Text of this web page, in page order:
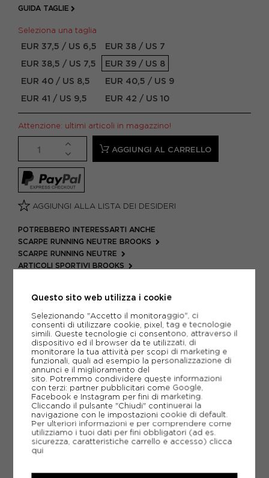
GUIDA TAGLIE
Seleziona una taglia
EUR 37,5 / US 6,5
EUR 38 / US 7
EUR 38,5 / US 7,5
EUR 39 / US 8
EUR 40 / US 8,5
EUR 40,5 / US 9
EUR 41 / US 9,5
EUR 42 / US 10
Attenzione: ultimi articoli in magazzino!
AGGIUNGI AL CARRELLO
AGGIUNGI ALLA LISTA DEI DESIDERI
POTREBBERO INTERESSARTI ANCHE
SCARPE RUNNING NEUTRE BROOKS
SCARPE RUNNING NEUTRE
ARTICOLI SPORTIVI BROOKS
PIÙ INFORMAZIONI
SCHEDA TECNICA
GUIDA ALLE TAGLIE
DOMANDE FREQUENTI
Come ordinare la taglia giusta?
Questo sito web utilizza i cookie
Selezionando "Accetto il monitoraggio", ci
consenti di utilizzare cookie, pixel, tag e tecnologie
simili. Queste tecnologie ci consentono, attraverso il
dispositivo ed il browser da te utilizzati, di
monitorare la tua attività per scopi di marketing e
funzionali, quali ad esempio la personalizzazione di
annunci e il miglioramento del
sito. Potremmo condividere queste informazioni
con terzi: partner pubblicitari come Google,
Facebook e Instagram per fini di marketing.
Cliccando il pulsante "Chiudi" continuerai la
navigazione con le impostazioni cookie di default.
Per ulteriori informazioni e per comprendere come
utilizziamo i tuoi dati per fini obbligatori (ad es.
sicurezza, caratteristiche carrello e accesso) clicca
qui